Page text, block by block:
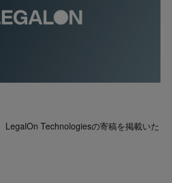
LegalOn Technologiesの寄稿を掲載いた